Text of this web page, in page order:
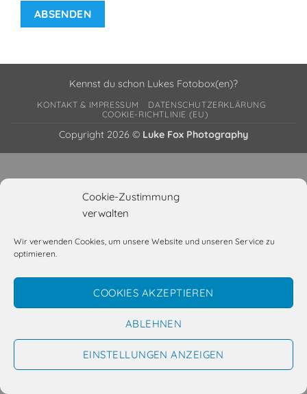
Cookie-Zustimmung
verwalten
Wir verwenden Cookies, um unsere Website und unseren Service zu
optimieren.
COOKIES AKZEPTIEREN
ABLEHNEN
EINSTELLUNGEN ANZEIGEN
Kennst du schon Lukes Fotobox(en)?
KONTAKT & IMPRESSUM
DATENSCHUTZERKLÄRUNG
COOKIE-RICHTLINIE (EU)
Copyright 2026 © Luke Fox Photography